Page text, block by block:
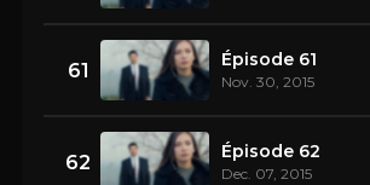
61 Épisode 61
Nov. 30, 2015
62 Épisode 62
Dec. 07, 2015